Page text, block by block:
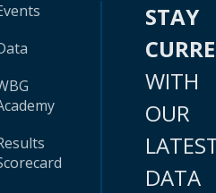
STAY
WITH
OUR
DATA